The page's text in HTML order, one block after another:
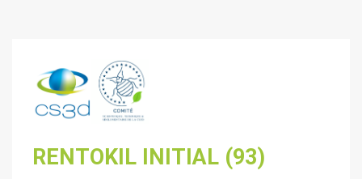
RENTOKIL INITIAL (93)